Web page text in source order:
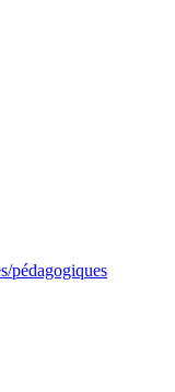
pédagogiques